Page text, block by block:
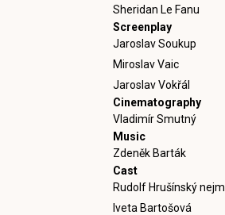
Sheridan Le Fanu
Screenplay
Jaroslav Soukup
Miroslav Vaic
Jaroslav Vokřál
Cinematography
Vladimír Smutný
Music
Zdeněk Barták
Cast
Rudolf Hrušínský nejml.
Iveta Bartošová